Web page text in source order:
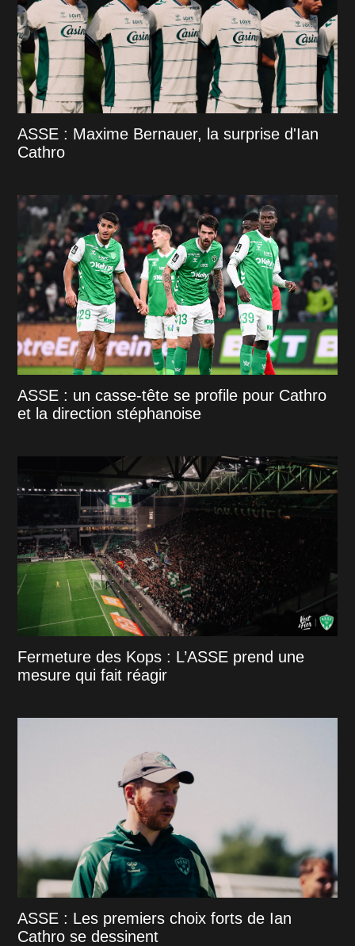
ASSE : Maxime Bernauer, la surprise d'Ian
Cathro
ASSE : un casse-tête se profile pour Cathro
et la direction stéphanoise
Fermeture des Kops : L’ASSE prend une
mesure qui fait réagir
ASSE : Les premiers choix forts de Ian
Cathro se dessinent